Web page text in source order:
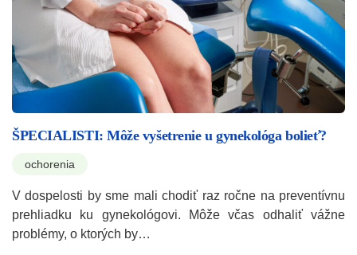
ŠPECIALISTI: Môže vyšetrenie u gynekológa bolieť?
ochorenia
V dospelosti by sme mali chodiť raz ročne na preventívnu
prehliadku ku gynekológovi. Môže včas odhaliť vážne
problémy, o ktorých by…